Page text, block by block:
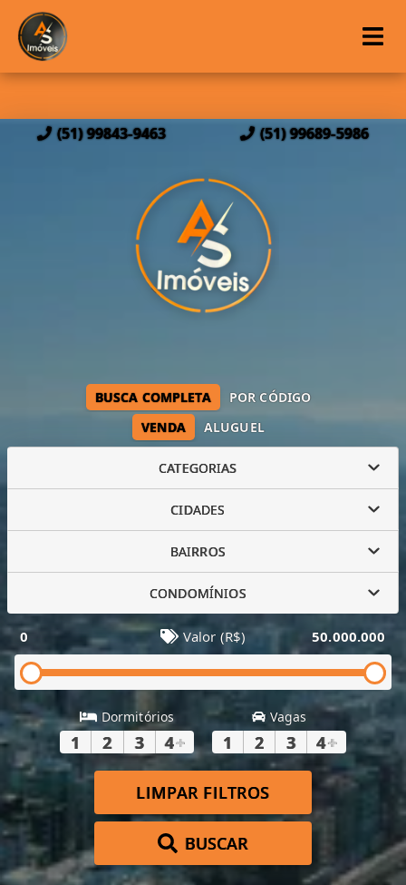
(51) 99843-9463 (51) 99689-5986
VENDA ALUGUEL
BUSCA COMPLETA POR CÓDIGO
CATEGORIAS
CIDADES
BAIRROS
CONDOMÍNIOS
0 Valor (R$) 50.000.000
Dormitórios
1 2 3 4+
Vagas
1 2 3 4+
LIMPAR FILTROS
BUSCAR